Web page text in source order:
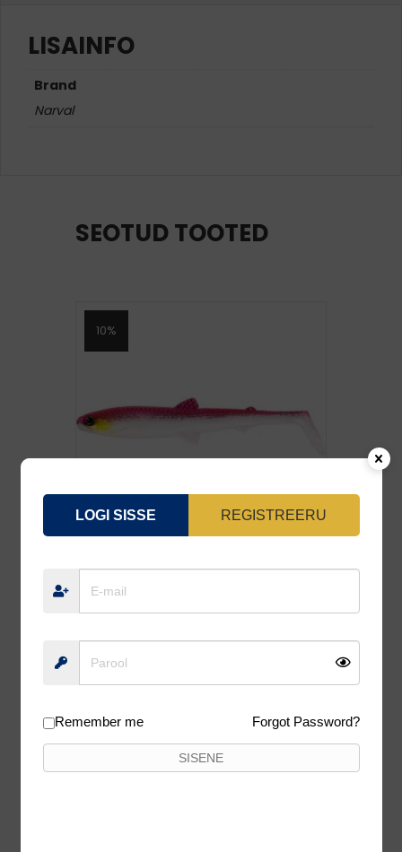
LISAINFO
Brand
Narval
SEOTUD TOOTED
10%
2,60€2,34€
10%
LOGI SISSE REGISTREERU
Remember me Forgot Password?
SISENE